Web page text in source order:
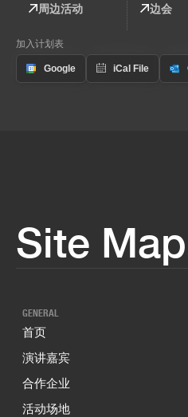
周边活动 边会
加入计划表
Site Map
GENERAL
首页
演讲嘉宾
合作企业
活动场地